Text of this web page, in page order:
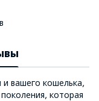
вашего кошелька,
которая